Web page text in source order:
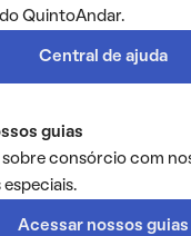
QuintoAndar.
Central de ajuda
guias
sobre consórcio com
Acessar nossos guias